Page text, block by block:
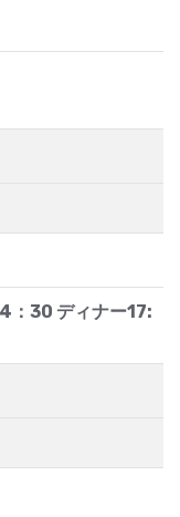
：30 ディナー17: